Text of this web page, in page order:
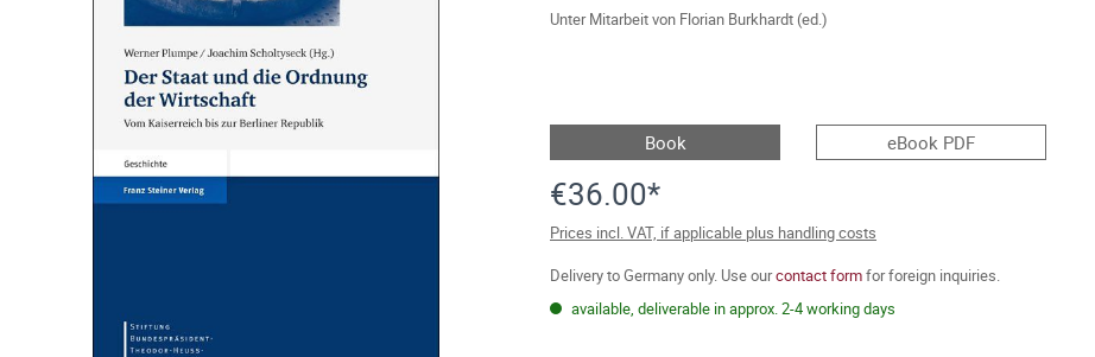
Unter Mitarbeit von Florian Burkhardt (ed.)
Book eBook PDF
€36.00*
Prices incl. VAT, if applicable plus handling costs
Delivery to Germany only. Use ourcontact formfor foreign inquiries.
available, deliverable in approx. 2-4 working days